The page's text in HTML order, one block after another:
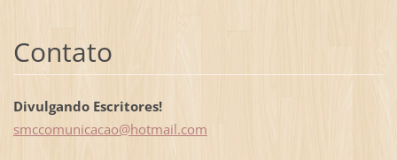
Contato
Divulgando Escritores!
smccomunicacao@hotmail.com